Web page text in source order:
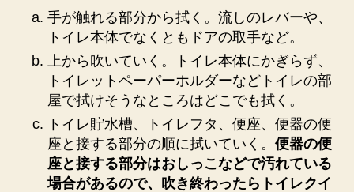
ト
イ
レ
ク
イ
ッ
ク
ル
で
ト
イ
手が触れる部分から拭く。流しのレバーや、
トイレ本体でなくともドアの取手など。
上から吹いていく。トイレ本体にかぎらず、
トイレットペーパーホルダーなどトイレの部
屋で拭けそうなところはどこでも拭く。
トイレ貯水槽、トイレフタ、便座、便器の便
座と接する部分の順に拭いていく。 便器の便
座と接する部分はおしっこなどで汚れている
場合があるので、吹き終わったらトイレクイ